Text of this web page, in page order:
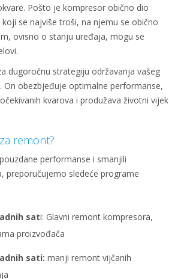
Pošto je kompresor obično dio
se najviše troši, na njemu se obično
ovisno o stanju uređaja, mogu se
dugoročnu strategiju održavanja vašeg
On obezbjeđuje optimalne performanse,
kvarova i produžava životni vijek
remont?
performanse i smanjili
preporučujemo sledeće programe
sati: Glavni remont kompresora,
proizvođača
sati: manji remont vijčanih